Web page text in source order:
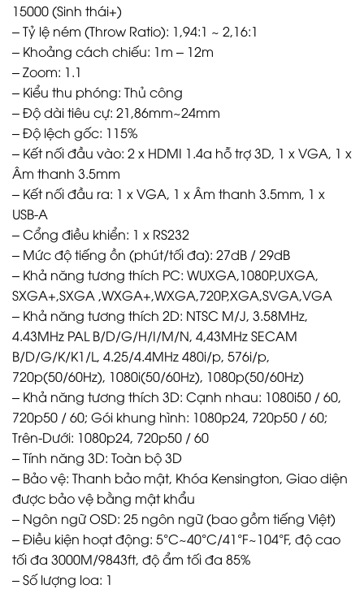
15000 (Sinh thái+)
– Tỷ lệ ném (Throw Ratio): 1,94:1 ~ 2,16:1
– Khoảng cách chiếu: 1m – 12m
– Zoom: 1.1
– Kiểu thu phóng: Thủ công
– Độ dài tiêu cự: 21,86mm~24mm
– Độ lệch gốc: 115%
– Kết nối đầu vào: 2 x HDMI 1.4a hỗ trợ 3D, 1 x VGA, 1 x
Âm thanh 3.5mm
– Kết nối đầu ra: 1 x VGA, 1 x Âm thanh 3.5mm, 1 x
USB-A
– Cổng điều khiển: 1 x RS232
– Mức độ tiếng ồn (phút/tối đa): 27dB / 29dB
– Khả năng tương thích PC: WUXGA,1080P,UXGA,
SXGA+,SXGA ,WXGA+,WXGA,720P,XGA,SVGA,VGA
– Khả năng tương thích 2D: NTSC M/J, 3.58MHz,
4.43MHz PAL B/D/G/H/I/M/N, 4,43MHz SECAM
B/D/G/K/K1/L, 4.25/4.4MHz 480i/p, 576i/p,
720p(50/60Hz), 1080i(50/60Hz), 1080p(50/60Hz)
– Khả năng tương thích 3D: Cạnh nhau: 1080i50 / 60,
720p50 / 60; Gói khung hình: 1080p24, 720p50 / 60;
Trên-Dưới: 1080p24, 720p50 / 60
– Tính năng 3D: Toàn bộ 3D
– Bảo vệ: Thanh bảo mật, Khóa Kensington, Giao diện
được bảo vệ bằng mật khẩu
– Ngôn ngữ OSD: 25 ngôn ngữ (bao gồm tiếng Việt)
– Điều kiện hoạt động: 5°C~40°C/41°F~104°F, độ cao
tối đa 3000M/9843ft, độ ẩm tối đa 85%
– Số lượng loa: 1